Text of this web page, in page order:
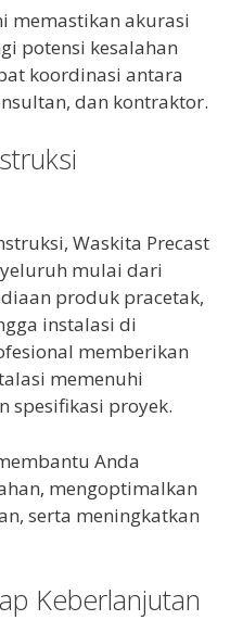
memastikan akurasi
potensi kesalahan
koordinasi antara
dan kontraktor.
Waskita Precast
mulai dari
produk pracetak,
instalasi di
memberikan
memenuhi
spesifikasi proyek.
Anda
mengoptimalkan
serta meningkatkan
Keberlanjutan